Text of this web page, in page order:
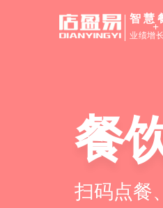
智慧
+
业绩增
餐
扫码点餐